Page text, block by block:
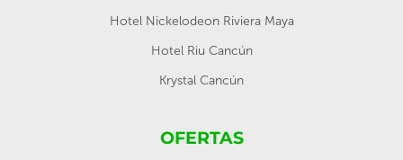
Hotel Nickelodeon Riviera Maya
Hotel Riu Cancún
Krystal Cancún
OFERTAS